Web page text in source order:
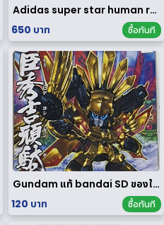
Adidas super star human race limited edition
650 บาท
ซื้อทันที
Gundam แท้ bandai SD ของใหม่
120 บาท
ซื้อทันที